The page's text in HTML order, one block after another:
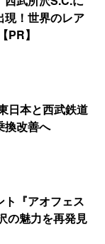
現！世界のレア
PR】
日本と西武鉄道
換改善へ
ト『アオフェス
の魅力を再発見